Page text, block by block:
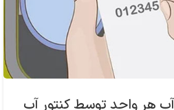
هر واحد توسط کنتور آب